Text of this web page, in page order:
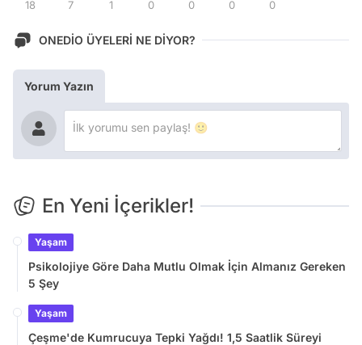
18 7 1 0 0 0 0
ONEDİO ÜYELERİ NE DİYOR?
Yorum Yazın
En Yeni İçerikler!
Yaşam
Psikolojiye Göre Daha Mutlu Olmak İçin Almanız Gereken
5 Şey
Yaşam
Çeşme'de Kumrucuya Tepki Yağdı! 1,5 Saatlik Süreyi